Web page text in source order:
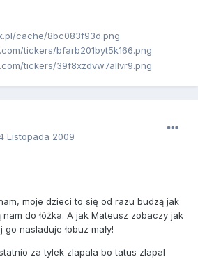
Listopada 2009
moje dzieci to się od razu budzą jak
do łóżka. A jak Mateusz zobaczy jak
nasladuje łobuz mały!
za tylek zlapala bo tatus zlapal